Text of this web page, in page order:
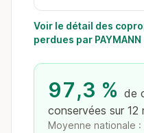
Voir le détail des
perdues par
97,3 % de
conservées sur 12
Moyenne nationale :